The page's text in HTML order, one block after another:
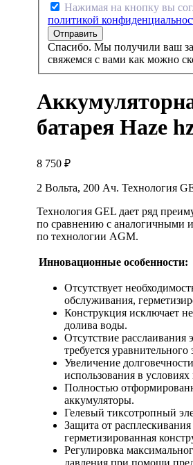
Нажимая на кнопку вы
политикой
Спасибо. Мы получили ваш
свяжемся с вами как можно
батарея Haze
8 750 ₽
2 Вольта, 200 Ач. Технология
Технология GEL дает ряд
по сравнению с аналогичными
по технологии AGM.
Инновационные особенности:
Отсутствует
обслуживания,
Конструкция исключает
долива воды.
Отсутствие расслаивания
требуется уравнительного
Увеличение
использования в условиях
Полностью
аккумуляторы.
Гелевый тиксотропный
Защита от расплескивания
герметизированная
Регулировка
давления при помощи